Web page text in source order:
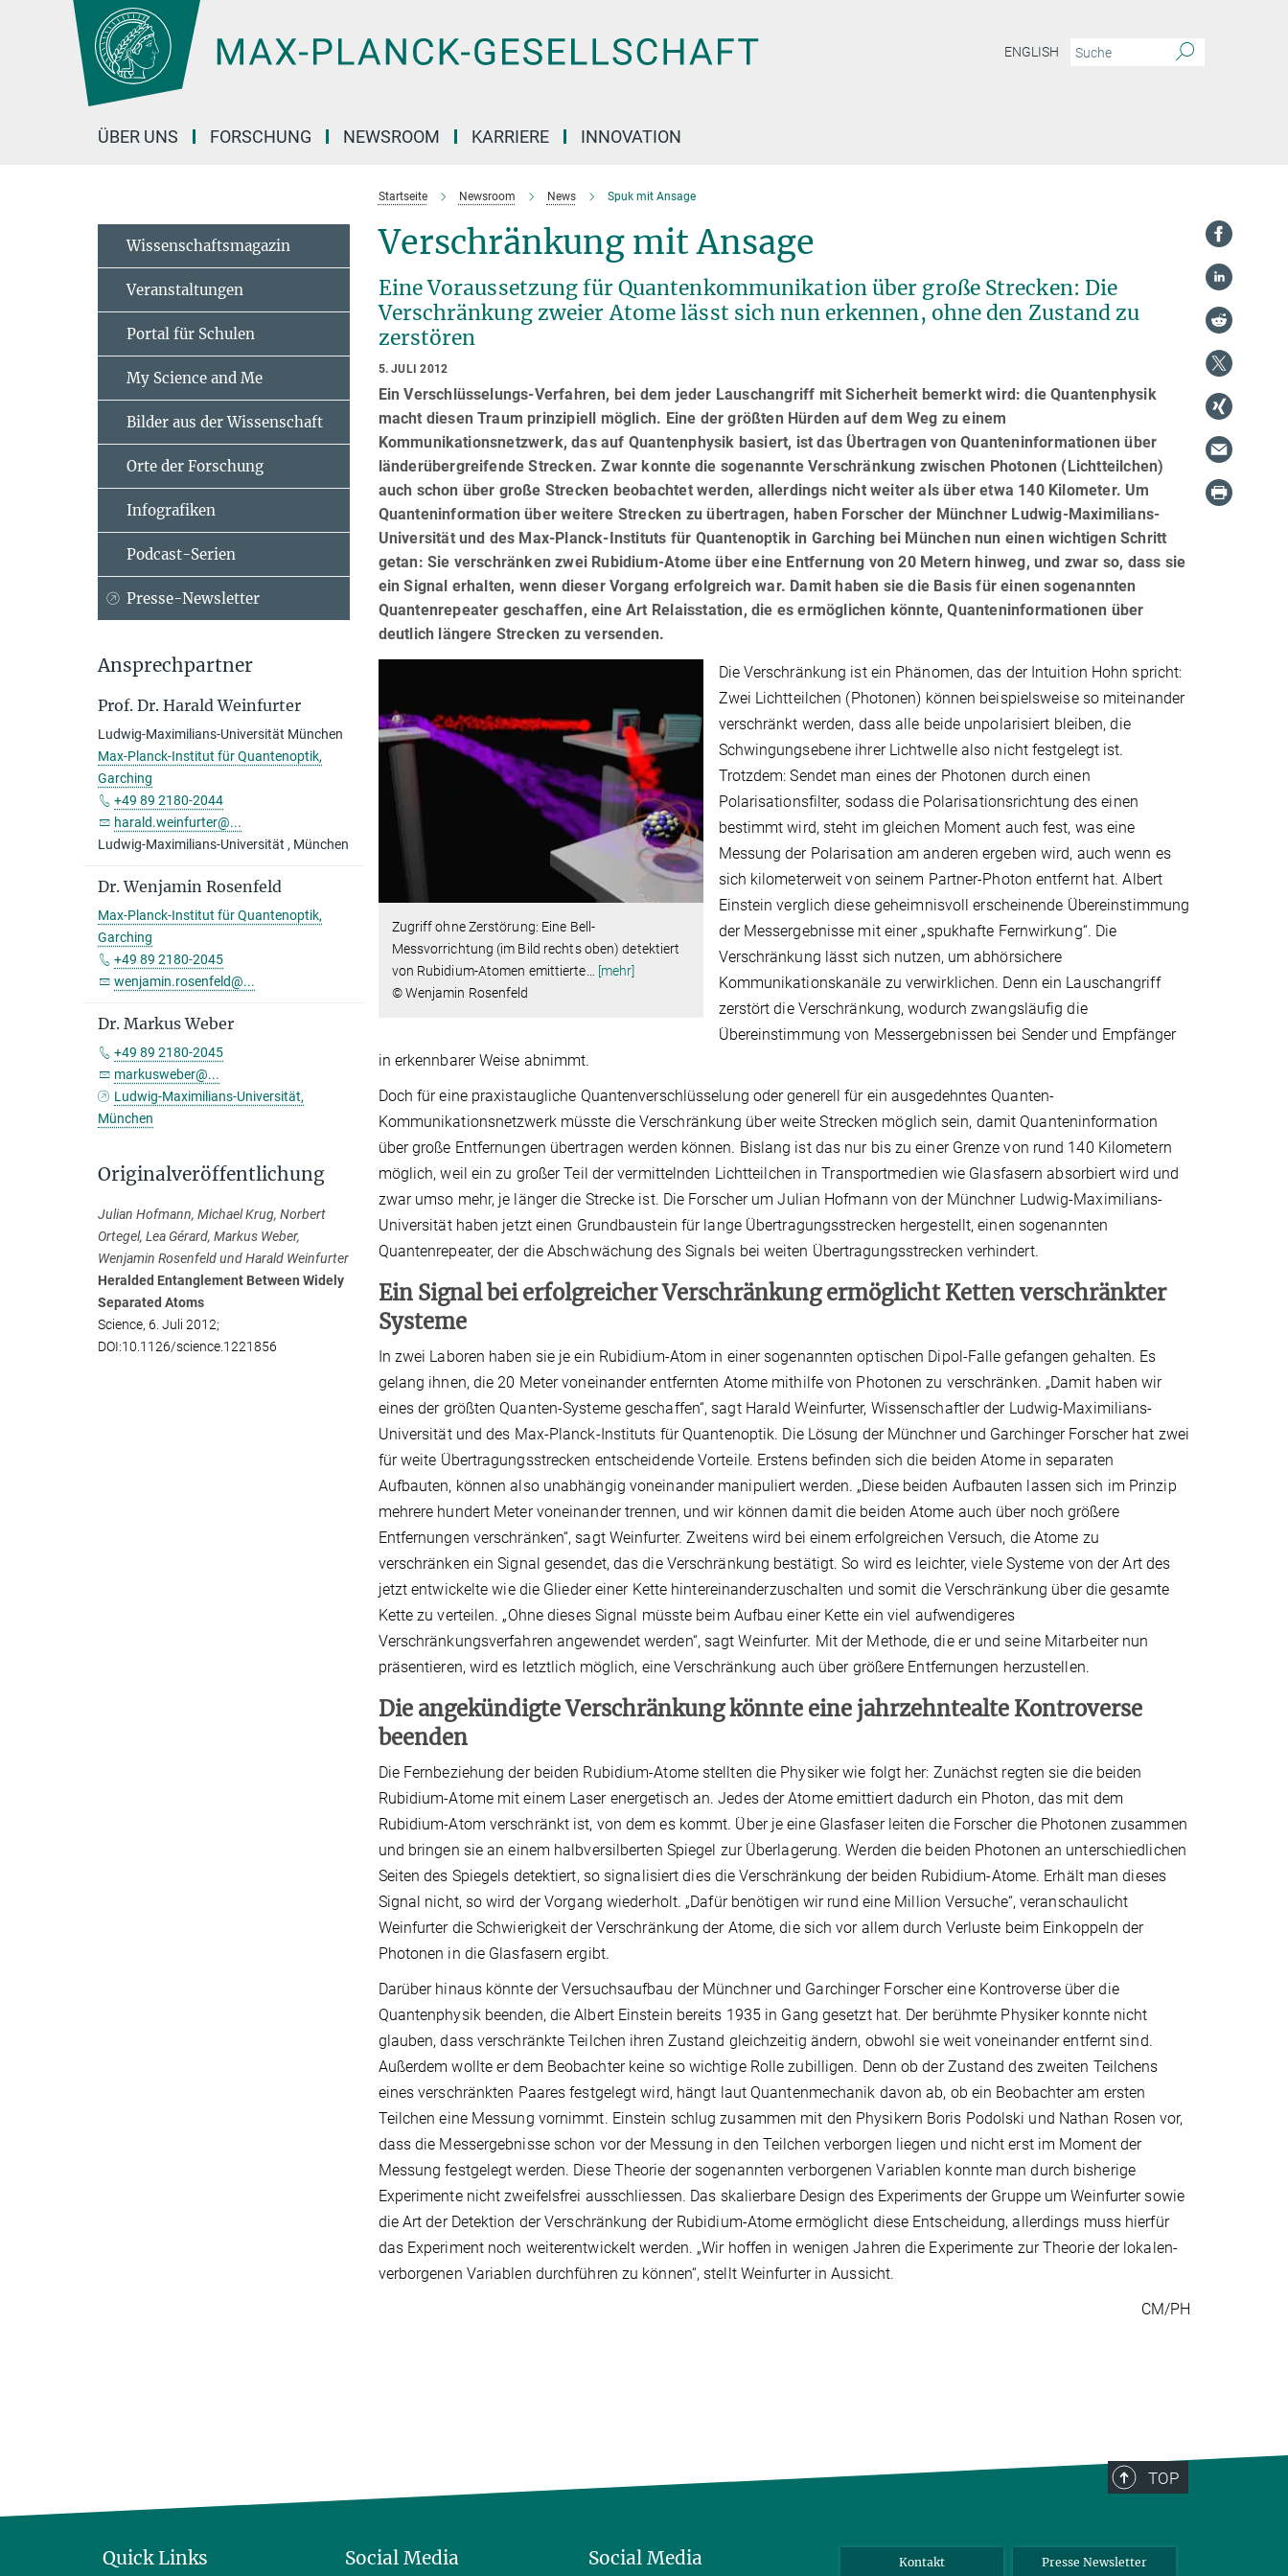
Hauptinhalt
ENGLISH
ÜBER UNS FORSCHUNG NEWSROOM KARRIERE INNOVATION
Startseite Newsroom News Spuk mit Ansage
Verschränkung mit Ansage
Eine Voraussetzung für Quantenkommunikation über große Strecken: Die
Verschränkung zweier Atome lässt sich nun erkennen, ohne den Zustand zu
zerstören
5. JULI 2012
Ein Verschlüsselungs-Verfahren, bei dem jeder Lauschangriff mit Sicherheit bemerkt wird: die Quantenphysik
macht diesen Traum prinzipiell möglich. Eine der größten Hürden auf dem Weg zu einem
Kommunikationsnetzwerk, das auf Quantenphysik basiert, ist das Übertragen von Quanteninformationen über
länderübergreifende Strecken. Zwar konnte die sogenannte Verschränkung zwischen Photonen (Lichtteilchen)
auch schon über große Strecken beobachtet werden, allerdings nicht weiter als über etwa 140 Kilometer. Um
Quanteninformation über weitere Strecken zu übertragen, haben Forscher der Münchner Ludwig-Maximilians-
Universität und des Max-Planck-Instituts für Quantenoptik in Garching bei München nun einen wichtigen Schritt
getan: Sie verschränken zwei Rubidium-Atome über eine Entfernung von 20 Metern hinweg, und zwar so, dass sie
ein Signal erhalten, wenn dieser Vorgang erfolgreich war. Damit haben sie die Basis für einen sogenannten
Quantenrepeater geschaffen, eine Art Relaisstation, die es ermöglichen könnte, Quanteninformationen über
deutlich längere Strecken zu versenden.
Zugriff ohne Zerstörung: Eine Bell-
Messvorrichtung (im Bild rechts oben) detektiert
von Rubidium-Atomen emittierte… [mehr]
© Wenjamin Rosenfeld
Die Verschränkung ist ein Phänomen, das der Intuition Hohn spricht:
Zwei Lichtteilchen (Photonen) können beispielsweise so miteinander
verschränkt werden, dass alle beide unpolarisiert bleiben, die
Schwingungsebene ihrer Lichtwelle also nicht festgelegt ist.
Trotzdem: Sendet man eines der Photonen durch einen
Polarisationsfilter, sodass die Polarisationsrichtung des einen
bestimmt wird, steht im gleichen Moment auch fest, was eine
Messung der Polarisation am anderen ergeben wird, auch wenn es
sich kilometerweit von seinem Partner-Photon entfernt hat. Albert
Einstein verglich diese geheimnisvoll erscheinende Übereinstimmung
der Messergebnisse mit einer „spukhafte Fernwirkung“. Die
Verschränkung lässt sich nutzen, um abhörsichere
Kommunikationskanäle zu verwirklichen. Denn ein Lauschangriff
zerstört die Verschränkung, wodurch zwangsläufig die
Übereinstimmung von Messergebnissen bei Sender und Empfänger
in erkennbarer Weise abnimmt.
Doch für eine praxistaugliche Quantenverschlüsselung oder generell für ein ausgedehntes Quanten-
Kommunikationsnetzwerk müsste die Verschränkung über weite Strecken möglich sein, damit Quanteninformation
über große Entfernungen übertragen werden können. Bislang ist das nur bis zu einer Grenze von rund 140 Kilometern
möglich, weil ein zu großer Teil der vermittelnden Lichtteilchen in Transportmedien wie Glasfasern absorbiert wird und
zwar umso mehr, je länger die Strecke ist. Die Forscher um Julian Hofmann von der Münchner Ludwig-Maximilians-
Universität haben jetzt einen Grundbaustein für lange Übertragungsstrecken hergestellt, einen sogenannten
Quantenrepeater, der die Abschwächung des Signals bei weiten Übertragungsstrecken verhindert.
Ein Signal bei erfolgreicher Verschränkung ermöglicht Ketten verschränkter
Systeme
In zwei Laboren haben sie je ein Rubidium-Atom in einer sogenannten optischen Dipol-Falle gefangen gehalten. Es
gelang ihnen, die 20 Meter voneinander entfernten Atome mithilfe von Photonen zu verschränken. „Damit haben wir
eines der größten Quanten-Systeme geschaffen“, sagt Harald Weinfurter, Wissenschaftler der Ludwig-Maximilians-
Universität und des Max-Planck-Instituts für Quantenoptik. Die Lösung der Münchner und Garchinger Forscher hat zwei
für weite Übertragungsstrecken entscheidende Vorteile. Erstens befinden sich die beiden Atome in separaten
Aufbauten, können also unabhängig voneinander manipuliert werden. „Diese beiden Aufbauten lassen sich im Prinzip
mehrere hundert Meter voneinander trennen, und wir können damit die beiden Atome auch über noch größere
Entfernungen verschränken“, sagt Weinfurter. Zweitens wird bei einem erfolgreichen Versuch, die Atome zu
verschränken ein Signal gesendet, das die Verschränkung bestätigt. So wird es leichter, viele Systeme von der Art des
jetzt entwickelte wie die Glieder einer Kette hintereinanderzuschalten und somit die Verschränkung über die gesamte
Kette zu verteilen. „Ohne dieses Signal müsste beim Aufbau einer Kette ein viel aufwendigeres
Verschränkungsverfahren angewendet werden“, sagt Weinfurter. Mit der Methode, die er und seine Mitarbeiter nun
präsentieren, wird es letztlich möglich, eine Verschränkung auch über größere Entfernungen herzustellen.
Die angekündigte Verschränkung könnte eine jahrzehntealte Kontroverse
beenden
Die Fernbeziehung der beiden Rubidium-Atome stellten die Physiker wie folgt her: Zunächst regten sie die beiden
Rubidium-Atome mit einem Laser energetisch an. Jedes der Atome emittiert dadurch ein Photon, das mit dem
Rubidium-Atom verschränkt ist, von dem es kommt. Über je eine Glasfaser leiten die Forscher die Photonen zusammen
und bringen sie an einem halbversilberten Spiegel zur Überlagerung. Werden die beiden Photonen an unterschiedlichen
Seiten des Spiegels detektiert, so signalisiert dies die Verschränkung der beiden Rubidium-Atome. Erhält man dieses
Signal nicht, so wird der Vorgang wiederholt. „Dafür benötigen wir rund eine Million Versuche“, veranschaulicht
Weinfurter die Schwierigkeit der Verschränkung der Atome, die sich vor allem durch Verluste beim Einkoppeln der
Photonen in die Glasfasern ergibt.
Darüber hinaus könnte der Versuchsaufbau der Münchner und Garchinger Forscher eine Kontroverse über die
Quantenphysik beenden, die Albert Einstein bereits 1935 in Gang gesetzt hat. Der berühmte Physiker konnte nicht
glauben, dass verschränkte Teilchen ihren Zustand gleichzeitig ändern, obwohl sie weit voneinander entfernt sind.
Außerdem wollte er dem Beobachter keine so wichtige Rolle zubilligen. Denn ob der Zustand des zweiten Teilchens
eines verschränkten Paares festgelegt wird, hängt laut Quantenmechanik davon ab, ob ein Beobachter am ersten
Teilchen eine Messung vornimmt. Einstein schlug zusammen mit den Physikern Boris Podolski und Nathan Rosen vor,
dass die Messergebnisse schon vor der Messung in den Teilchen verborgen liegen und nicht erst im Moment der
Messung festgelegt werden. Diese Theorie der sogenannten verborgenen Variablen konnte man durch bisherige
Experimente nicht zweifelsfrei ausschliessen. Das skalierbare Design des Experiments der Gruppe um Weinfurter sowie
die Art der Detektion der Verschränkung der Rubidium-Atome ermöglicht diese Entscheidung, allerdings muss hierfür
das Experiment noch weiterentwickelt werden. „Wir hoffen in wenigen Jahren die Experimente zur Theorie der lokalen-
verborgenen Variablen durchführen zu können“, stellt Weinfurter in Aussicht.
CM/PH
Wissenschaftsmagazin
Veranstaltungen
Portal für Schulen
My Science and Me
Bilder aus der Wissenschaft
Orte der Forschung
Infografiken
Podcast-Serien
Presse-Newsletter
Ansprechpartner
Prof. Dr. Harald Weinfurter
Ludwig-Maximilians-Universität München
Max-Planck-Institut für Quantenoptik,
Garching
+49 89 2180-2044
harald.weinfurter@...
Ludwig-Maximilians-Universität , München
Dr. Wenjamin Rosenfeld
Max-Planck-Institut für Quantenoptik,
Garching
+49 89 2180-2045
wenjamin.rosenfeld@...
Dr. Markus Weber
+49 89 2180-2045
markusweber@...
Ludwig-Maximilians-Universität,
München
Originalveröffentlichung
Julian Hofmann, Michael Krug, Norbert
Ortegel, Lea Gérard, Markus Weber,
Wenjamin Rosenfeld und Harald Weinfurter
Heralded Entanglement Between Widely
Separated Atoms
Science, 6. Juli 2012;
DOI:10.1126/science.1221856
TOP
Quick Links Social Media Social Media Kontakt Presse Newsletter